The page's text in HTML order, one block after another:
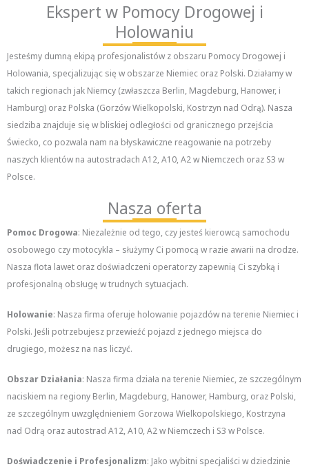
Ekspert w Pomocy Drogowej i
Holowaniu
Jesteśmy dumną ekipą profesjonalistów z obszaru Pomocy Drogowej i
Holowania, specjalizując się w obszarze Niemiec oraz Polski. Działamy w
takich regionach jak Niemcy (zwłaszcza Berlin, Magdeburg, Hanower, i
Hamburg) oraz Polska (Gorzów Wielkopolski, Kostrzyn nad Odrą). Nasza
siedziba znajduje się w bliskiej odległości od granicznego przejścia
Świecko, co pozwala nam na błyskawiczne reagowanie na potrzeby
naszych klientów na autostradach A12, A10, A2 w Niemczech oraz S3 w
Polsce.
Nasza oferta
Pomoc Drogowa: Niezależnie od tego, czy jesteś kierowcą samochodu
osobowego czy motocykla – służymy Ci pomocą w razie awarii na drodze.
Nasza flota lawet oraz doświadczeni operatorzy zapewnią Ci szybką i
profesjonalną obsługę w trudnych sytuacjach.
Holowanie: Nasza firma oferuje holowanie pojazdów na terenie Niemiec i
Polski. Jeśli potrzebujesz przewieźć pojazd z jednego miejsca do
drugiego, możesz na nas liczyć.
Obszar Działania: Nasza firma działa na terenie Niemiec, ze szczególnym
naciskiem na regiony Berlin, Magdeburg, Hanower, Hamburg, oraz Polski,
ze szczególnym uwzględnieniem Gorzowa Wielkopolskiego, Kostrzyna
nad Odrą oraz autostrad A12, A10, A2 w Niemczech i S3 w Polsce.
Doświadczenie i Profesjonalizm: Jako wybitni specjaliści w dziedzinie